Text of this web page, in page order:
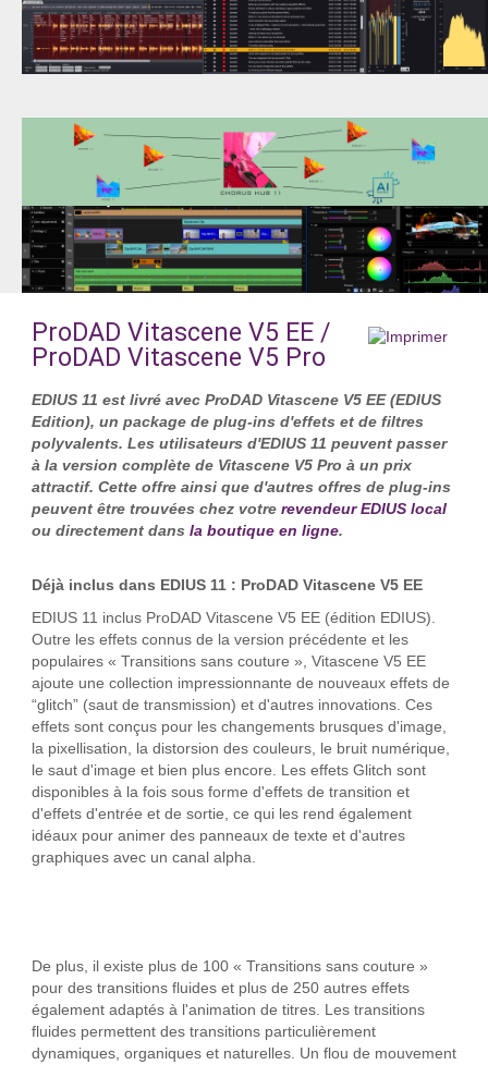
ProDAD Vitascene V5 EE /
ProDAD Vitascene V5 Pro
EDIUS 11 est livré avec ProDAD Vitascene V5 EE (EDIUS
Edition), un package de plug-ins d'effets et de filtres
polyvalents. Les utilisateurs d'EDIUS 11 peuvent passer
à la version complète de Vitascene V5 Pro à un prix
attractif. Cette offre ainsi que d'autres offres de plug-ins
peuvent être trouvées chez votre revendeur EDIUS local
ou directement dans la boutique en ligne.
Déjà inclus dans EDIUS 11 : ProDAD Vitascene V5 EE
EDIUS 11 inclus ProDAD Vitascene V5 EE (édition EDIUS).
Outre les effets connus de la version précédente et les
populaires « Transitions sans couture », Vitascene V5 EE
ajoute une collection impressionnante de nouveaux effets de
“glitch” (saut de transmission) et d'autres innovations. Ces
effets sont conçus pour les changements brusques d'image,
la pixellisation, la distorsion des couleurs, le bruit numérique,
le saut d'image et bien plus encore. Les effets Glitch sont
disponibles à la fois sous forme d'effets de transition et
d'effets d'entrée et de sortie, ce qui les rend également
idéaux pour animer des panneaux de texte et d'autres
graphiques avec un canal alpha.
De plus, il existe plus de 100 « Transitions sans couture »
pour des transitions fluides et plus de 250 autres effets
également adaptés à l'animation de titres. Les transitions
fluides permettent des transitions particulièrement
dynamiques, organiques et naturelles. Un flou de mouvement